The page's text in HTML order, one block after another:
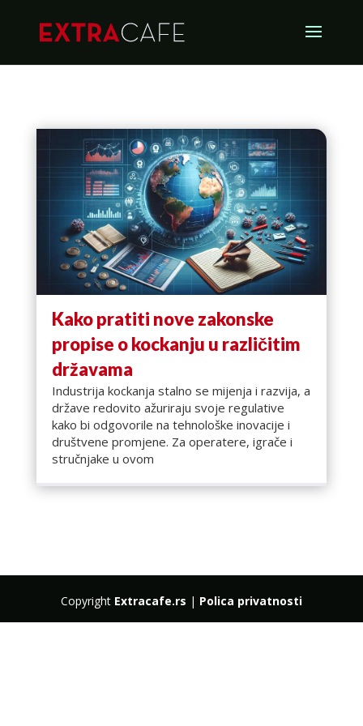
Kako pratiti nove zakonske
propise o kockanju u različitim
državama
Industrija kockanja stalno se mijenja i razvija, a
države redovito ažuriraju svoje regulative
kako bi odgovorile na tehnološke inovacije i
društvene promjene. Za operatere, igrače i
stručnjake u ovom
Copyright Extracafe.rs | Polica privatnosti